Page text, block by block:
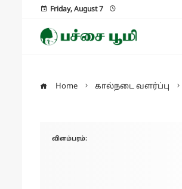
Friday, August 7
Home கால்நடை வளர்ப்பு
விளம்பரம்: